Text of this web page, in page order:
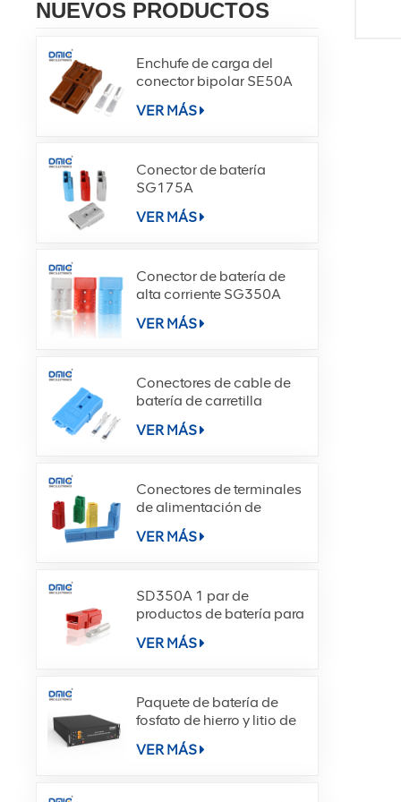
NUEVOS PRODUCTOS
Enchufe de carga del
conector bipolar SE50A
VER MÁS
Conector de batería
SG175A
VER MÁS
Conector de batería de
alta corriente SG350A
VER MÁS
Conectores de cable de
batería de carretilla
elevadora SE40A
VER MÁS
Conectores de terminales
de alimentación de
desconexión rápida
SD180A
VER MÁS
SD350A 1 par de
productos de batería para
montacargas DC Power
VER MÁS
Paquete de batería de
fosfato de hierro y litio de
celda de batería HN-L5
VER MÁS